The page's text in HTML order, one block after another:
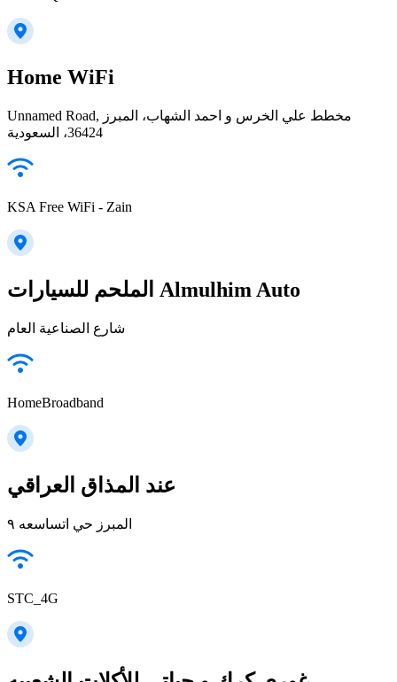
Home WiFi
Unnamed Road, مخطط علي الخرس و احمد الشهاب، المبرز
36424، السعودية
KSA Free WiFi - Zain
الملحم للسيارات Almulhim Auto
شارع الصناعية العام
HomeBroadband
عند المذاق العراقي
المبرز حي اتساسعه ٩
STC_4G